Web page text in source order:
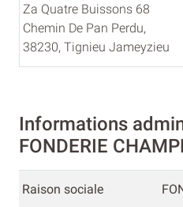
Za Quatre Buissons 68
Chemin De Pan Perdu,
38230, Tignieu Jameyzieu
Informations
FONDERIE
Raison sociale